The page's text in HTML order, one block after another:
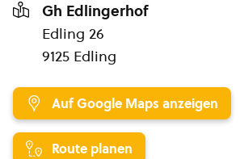
Gh Edlingerhof
Edling 26
9125 Edling
Auf Google Maps anzeigen
Route planen